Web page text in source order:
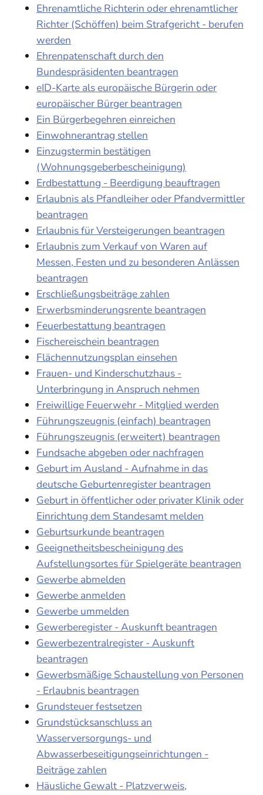
Ehrenamtliche Richterin oder ehrenamtlicher
Richter (Schöffen) beim Strafgericht - berufen
werden
Ehrenpatenschaft durch den
Bundespräsidenten beantragen
eID-Karte als europäische Bürgerin oder
europäischer Bürger beantragen
Ein Bürgerbegehren einreichen
Einwohnerantrag stellen
Einzugstermin bestätigen
(Wohnungsgeberbescheinigung)
Erdbestattung - Beerdigung beauftragen
Erlaubnis als Pfandleiher oder Pfandvermittler
beantragen
Erlaubnis für Versteigerungen beantragen
Erlaubnis zum Verkauf von Waren auf
Messen, Festen und zu besonderen Anlässen
beantragen
Erschließungsbeiträge zahlen
Erwerbsminderungsrente beantragen
Feuerbestattung beantragen
Fischereischein beantragen
Flächennutzungsplan einsehen
Frauen- und Kinderschutzhaus -
Unterbringung in Anspruch nehmen
Freiwillige Feuerwehr - Mitglied werden
Führungszeugnis (einfach) beantragen
Führungszeugnis (erweitert) beantragen
Fundsache abgeben oder nachfragen
Geburt im Ausland - Aufnahme in das
deutsche Geburtenregister beantragen
Geburt in öffentlicher oder privater Klinik oder
Einrichtung dem Standesamt melden
Geburtsurkunde beantragen
Geeignetheitsbescheinigung des
Aufstellungsortes für Spielgeräte beantragen
Gewerbe abmelden
Gewerbe anmelden
Gewerbe ummelden
Gewerberegister - Auskunft beantragen
Gewerbezentralregister - Auskunft
beantragen
Gewerbsmäßige Schaustellung von Personen
- Erlaubnis beantragen
Grundsteuer festsetzen
Grundstücksanschluss an
Wasserversorgungs- und
Abwasserbeseitigungseinrichtungen -
Beiträge zahlen
Häusliche Gewalt - Platzverweis,